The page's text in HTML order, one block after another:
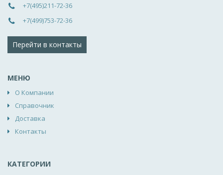
+7(495)211-72-36
+7(499)753-72-36
Перейти в контакты
МЕНЮ
О Компании
Справочник
Доставка
Контакты
КАТЕГОРИИ